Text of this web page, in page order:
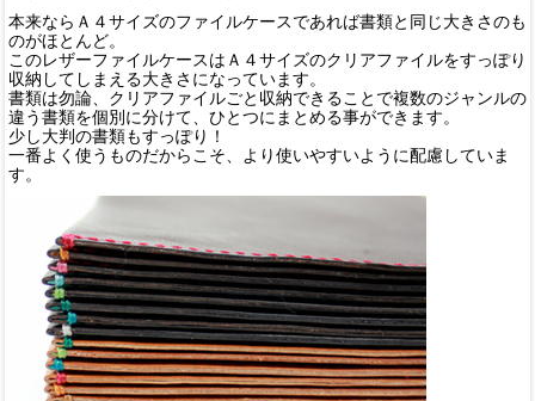
本来ならＡ４サイズのファイルケースであれば書類と同じ大きさのも
のがほとんど。
このレザーファイルケースはＡ４サイズのクリアファイルをすっぽり
収納してしまえる大きさになっています。
書類は勿論、クリアファイルごと収納できることで複数のジャンルの
違う書類を個別に分けて、ひとつにまとめる事ができます。
少し大判の書類もすっぽり！
一番よく使うものだからこそ、より使いやすいように配慮していま
す。